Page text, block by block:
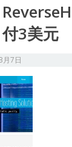
3美元
月7日